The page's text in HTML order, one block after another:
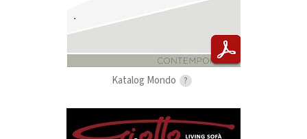
Katalog Mondo ?